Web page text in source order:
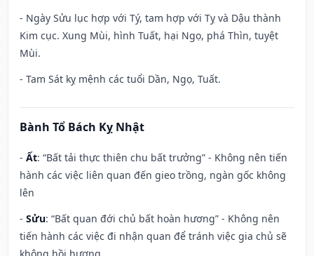
- Ngày Sửu lục hợp với Tý, tam hợp với Tỵ và Dậu thành
Kim cục. Xung Mùi, hình Tuất, hại Ngọ, phá Thìn, tuyệt
Mùi.
- Tam Sát kỵ mệnh các tuổi Dần, Ngọ, Tuất.
Bành Tổ Bách Kỵ Nhật
- Ất: “Bất tải thực thiên chu bất trưởng” - Không nên tiến
hành các việc liên quan đến gieo trồng, ngàn gốc không
lên
- Sửu: “Bất quan đới chủ bất hoàn hương” - Không nên
tiến hành các việc đi nhận quan để tránh việc gia chủ sẽ